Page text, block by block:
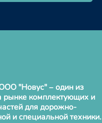
"Новус" – один из
рынке комплектующих и
для дорожно-
и специальной техники.